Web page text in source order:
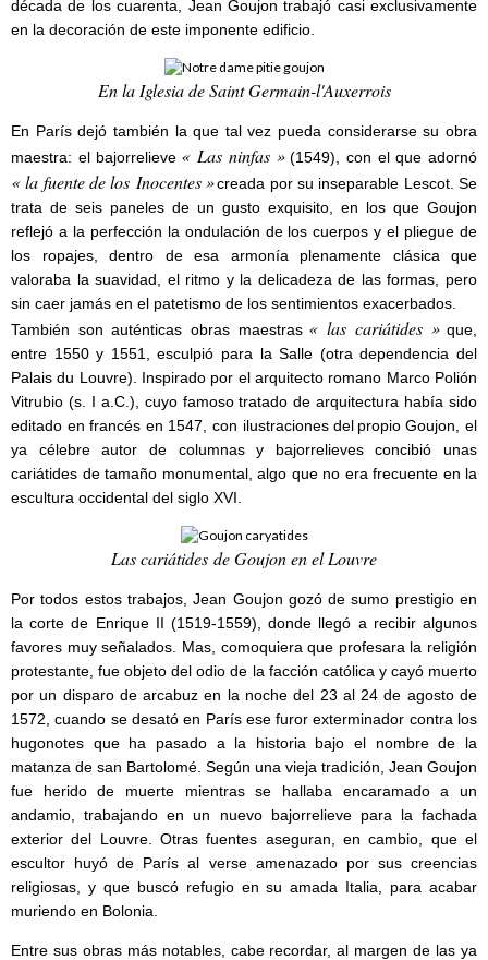
década de los cuarenta, Jean Goujon trabajó casi exclusivamente
en la decoración de este imponente edificio.
En la Iglesia de Saint Germain-l'Auxerrois
En París dejó también la que tal vez pueda considerarse su obra
maestra: el bajorrelieve « Las ninfas » (1549), con el que adornó
« la fuente de los Inocentes »creada por su inseparable Lescot. Se
trata de seis paneles de un gusto exquisito, en los que Goujon
reflejó a la perfección la ondulación de los cuerpos y el pliegue de
los ropajes, dentro de esa armonía plenamente clásica que
valoraba la suavidad, el ritmo y la delicadeza de las formas, pero
sin caer jamás en el patetismo de los sentimientos exacerbados.
También son auténticas obras maestras « las cariátides » que,
entre 1550 y 1551, esculpió para la Salle (otra dependencia del
Palais du Louvre). Inspirado por el arquitecto romano Marco Polión
Vitrubio (s. I a.C.), cuyo famoso tratado de arquitectura había sido
editado en francés en 1547, con ilustraciones del propio Goujon, el
ya célebre autor de columnas y bajorrelieves concibió unas
cariátides de tamaño monumental, algo que no era frecuente en la
escultura occidental del siglo XVI.
Las cariátides de Goujon en el Louvre
Por todos estos trabajos, Jean Goujon gozó de sumo prestigio en
la corte de Enrique II (1519-1559), donde llegó a recibir algunos
favores muy señalados. Mas, comoquiera que profesara la religión
protestante, fue objeto del odio de la facción católica y cayó muerto
por un disparo de arcabuz en la noche del 23 al 24 de agosto de
1572, cuando se desató en París ese furor exterminador contra los
hugonotes que ha pasado a la historia bajo el nombre de la
matanza de san Bartolomé. Según una vieja tradición, Jean Goujon
fue herido de muerte mientras se hallaba encaramado a un
andamio, trabajando en un nuevo bajorrelieve para la fachada
exterior del Louvre. Otras fuentes aseguran, en cambio, que el
escultor huyó de París al verse amenazado por sus creencias
religiosas, y que buscó refugio en su amada Italia, para acabar
muriendo en Bolonia.
Entre sus obras más notables, cabe recordar, al margen de las ya